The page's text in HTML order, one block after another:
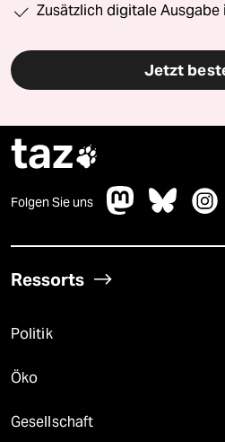
Zusätzlich digitale Ausgabe
Jetzt
taz
Folgen Sie uns
Ressorts
Politik
Öko
Gesellschaft